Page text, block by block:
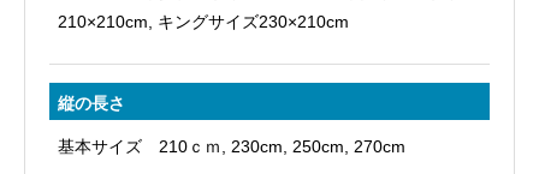
自
210×210cm, キングサイズ230×210cm
縦の長さ
基本サイズ 210ｃｍ, 230cm, 250cm, 270cm